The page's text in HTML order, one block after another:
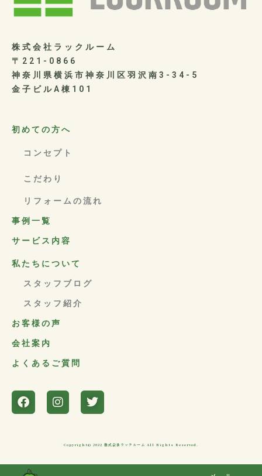
株式会社ラックルーム
〒221-0866
神奈川県横浜市神奈川区羽沢南3-34-5
金子ビルA棟101
初めての方へ
コンセプト
こだわり
リフォームの流れ
事例一覧
サービス内容
私たちについて
スタッフブログ
スタッフ紹介
お客様の声
会社案内
よくあるご質問
Copyright© 2022 株式会社ラックルーム All Rights Reserved.